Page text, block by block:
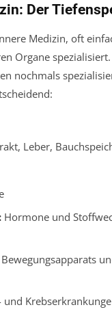
Der
Medizin, oft
Organe
nochmals
Leber,
Hormone und